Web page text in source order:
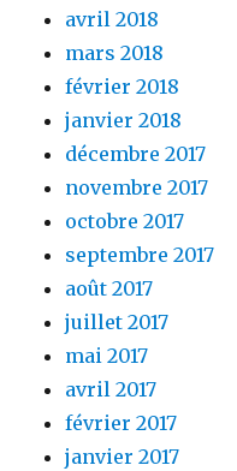
avril 2018
mars 2018
février 2018
janvier 2018
décembre 2017
novembre 2017
octobre 2017
septembre 2017
août 2017
juillet 2017
mai 2017
avril 2017
février 2017
janvier 2017